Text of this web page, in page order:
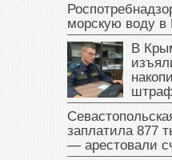
морскую воду
В
заплатила 877
— арестовали